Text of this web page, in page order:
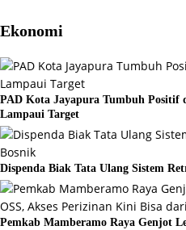
Ekonomi
PAD Kota Jayapura Tumbuh Positif
Lampaui Target
Dispenda Biak Tata Ulang Sistem
Pemkab Mamberamo Raya Genjot